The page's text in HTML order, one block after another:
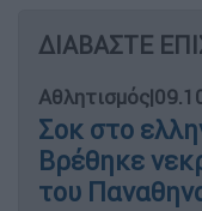
ΔΙΑΒΑΣΤΕ
Αθλητισμός|
Σοκ στο
Βρέθηκε
του